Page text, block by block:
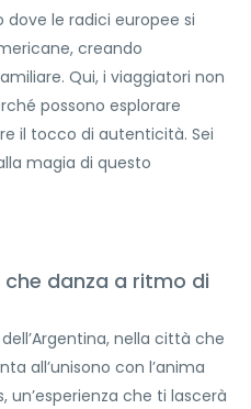
dove le radici europee si
creando
Qui, i viaggiatori non
possono esplorare
il tocco di autenticità. Sei
magia di questo
danza a ritmo di
nella città che
all’unisono con l’anima
un’esperienza che ti lascerà